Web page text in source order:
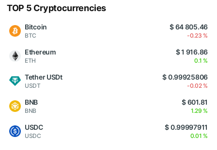
TOP 5 Cryptocurrencies
Bitcoin
BTC
$ 64 805.46
-0.23 %
Ethereum
ETH
$ 1 916.86
0.1 %
Tether USDt
USDT
$ 0.99925806
-0.02 %
BNB
BNB
$ 601.81
1.29 %
USDC
USDC
$ 0.99997911
0.01 %